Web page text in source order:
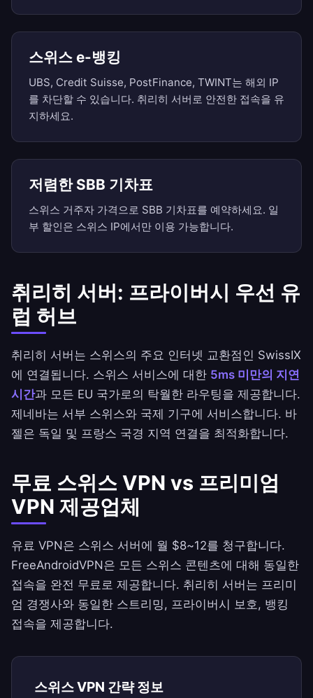
스위스 e-뱅킹
UBS, Credit Suisse, PostFinance, TWINT는 해외 IP
를 차단할 수 있습니다. 취리히 서버로 안전한 접속을 유
지하세요.
저렴한 SBB 기차표
스위스 거주자 가격으로 SBB 기차표를 예약하세요. 일
부 할인은 스위스 IP에서만 이용 가능합니다.
취리히 서버: 프라이버시 우선 유
럽 허브
취리히 서버는 스위스의 주요 인터넷 교환점인 SwissIX
에 연결됩니다. 스위스 서비스에 대한 5ms 미만의 지연
시간과 모든 EU 국가로의 탁월한 라우팅을 제공합니다.
제네바는 서부 스위스와 국제 기구에 서비스합니다. 바
젤은 독일 및 프랑스 국경 지역 연결을 최적화합니다.
무료 스위스 VPN vs 프리미엄
VPN 제공업체
유료 VPN은 스위스 서버에 월 $8~12를 청구합니다.
FreeAndroidVPN은 모든 스위스 콘텐츠에 대해 동일한
접속을 완전 무료로 제공합니다. 취리히 서버는 프리미
엄 경쟁사와 동일한 스트리밍, 프라이버시 보호, 뱅킹
접속을 제공합니다.
스위스 VPN 간략 정보